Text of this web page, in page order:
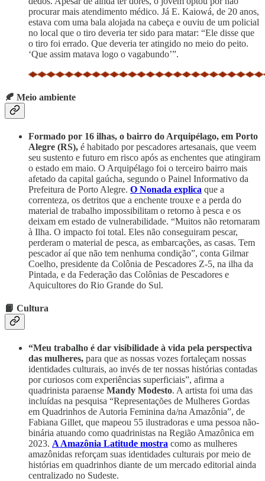
procurar mais atendimento médico. Já E. Kaiowá, de 20 anos,
estava com uma bala alojada na cabeça e ouviu de um policial
no local que o tiro deveria ter sido para matar: “Ele disse que
o tiro foi errado. Que deveria ter atingido no meio do peito.
‘Que assim matava logo o vagabundo’”.
🍂 Meio ambiente
Formado por 16 ilhas, o bairro do Arquipélago, em Porto
Alegre (RS), é habitado por pescadores artesanais, que veem
seu sustento e futuro em risco após as enchentes que atingiram
o estado em maio. O Arquipélago foi o terceiro bairro mais
afetado da capital gaúcha, segundo o Painel Informativo da
Prefeitura de Porto Alegre. O Nonada explica que a
correnteza, os detritos que a enchente trouxe e a perda do
material de trabalho impossibilitam o retorno à pesca e os
deixam em estado de vulnerabilidade. “Muitos não retornaram
à Ilha. O impacto foi total. Eles não conseguiram pescar,
perderam o material de pesca, as embarcações, as casas. Tem
pescador aí que não tem nenhuma condição”, conta Gilmar
Coelho, presidente da Colônia de Pescadores Z-5, na ilha da
Pintada, e da Federação das Colônias de Pescadores e
Aquicultores do Rio Grande do Sul.
📙 Cultura
“Meu trabalho é dar visibilidade à vida pela perspectiva
das mulheres, para que as nossas vozes fortaleçam nossas
identidades culturais, ao invés de ter nossas histórias contadas
por curiosos com experiências superficiais”, afirma a
quadrinista paraense Mandy Modesto. A artista foi uma das
incluídas na pesquisa “Representações de Mulheres Gordas
em Quadrinhos de Autoria Feminina da/na Amazônia”, de
Fabiana Gillet, que mapeou 55 ilustradoras e uma pessoa não-
binária atuando como quadrinistas na Região Amazônica em
2023. A Amazônia Latitude mostra como as mulheres
amazônidas reforçam suas identidades culturais por meio de
histórias em quadrinhos diante de um mercado editorial ainda
centralizado no Sudeste.